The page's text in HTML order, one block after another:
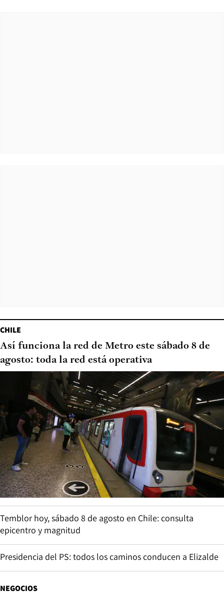
CHILE
Así funciona la red de Metro este sábado 8 de
agosto: toda la red está operativa
Temblor hoy, sábado 8 de agosto en Chile: consulta
epicentro y magnitud
Presidencia del PS: todos los caminos conducen a Elizalde
NEGOCIOS